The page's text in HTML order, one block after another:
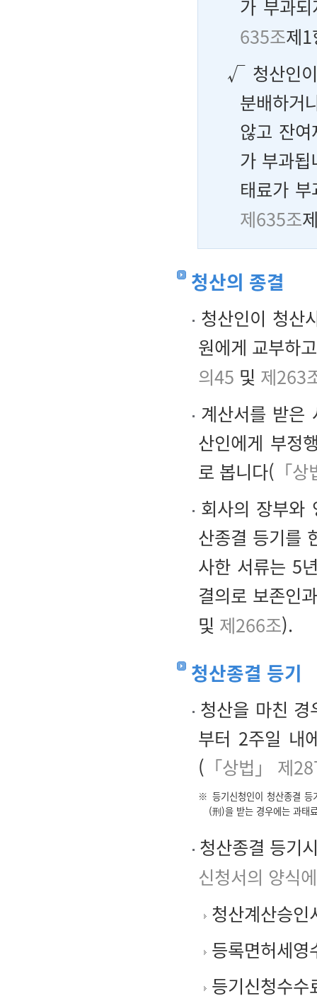
가 부과
635조제
√ 청산인
분배하거
않고 잔
가 부과
태료가
제635조
청산의 종결
청산인이 청산
원에게 교부하
의45 및 제263
계산서를 받은
산인에게 부정
로 봅니다( 「
회사의 장부와
산종결 등기를
사한 서류는 5
결의로 보존인
및 제266조).
청산종결 등기
청산을 마친
부터 2주일 내
( 「상법」 제
※ 등기신청인이 청산종결 등
(刑)을 받는 경우에는 과태
청산종결 등기
신청서의 양식
청산계산승인
등록면허세영
등기신청수수